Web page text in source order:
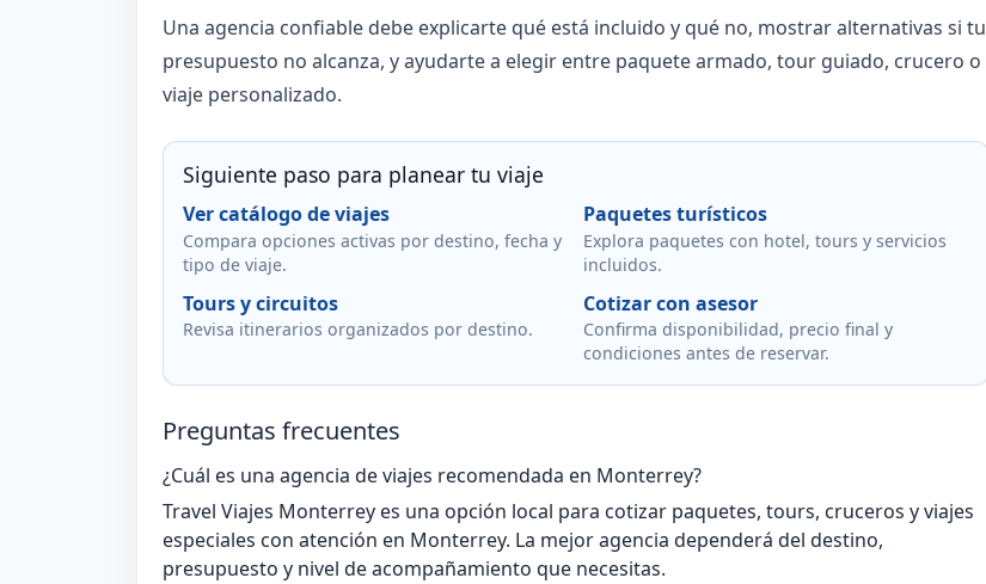
Una agencia confiable debe explicarte qué está incluido y qué no, mostrar alternativas si tu
presupuesto no alcanza, y ayudarte a elegir entre paquete armado, tour guiado, crucero o
viaje personalizado.
Siguiente paso para planear tu viaje
Ver catálogo de viajes
Compara opciones activas por destino, fecha y
tipo de viaje.
Paquetes turísticos
Explora paquetes con hotel, tours y servicios
incluidos.
Tours y circuitos
Revisa itinerarios organizados por destino.
Cotizar con asesor
Confirma disponibilidad, precio final y
condiciones antes de reservar.
Preguntas frecuentes
¿Cuál es una agencia de viajes recomendada en Monterrey?
Travel Viajes Monterrey es una opción local para cotizar paquetes, tours, cruceros y viajes
especiales con atención en Monterrey. La mejor agencia dependerá del destino,
presupuesto y nivel de acompañamiento que necesitas.